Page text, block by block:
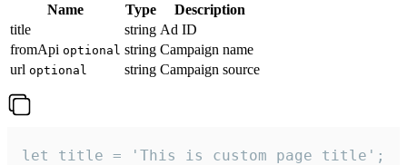
Name Type
Description
title
string Ad ID
fromApi optional string Campaign name
url optional string Campaign source
let title = 'This is custom page title';